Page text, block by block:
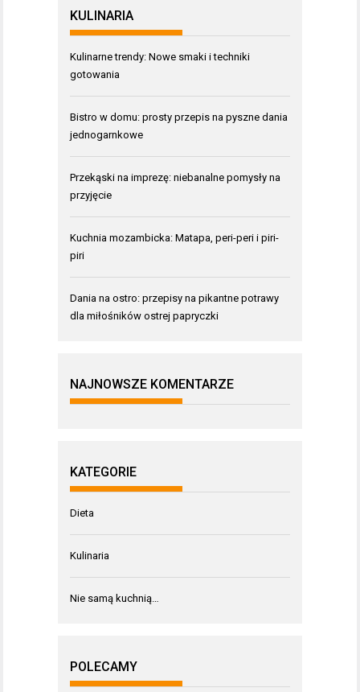
KULINARIA
Kulinarne trendy: Nowe smaki i techniki
gotowania
Bistro w domu: prosty przepis na pyszne dania
jednogarnkowe
Przekąski na imprezę: niebanalne pomysły na
przyjęcie
Kuchnia mozambicka: Matapa, peri-peri i piri-
piri
Dania na ostro: przepisy na pikantne potrawy
dla miłośników ostrej papryczki
NAJNOWSZE KOMENTARZE
KATEGORIE
Dieta
Kulinaria
Nie samą kuchnią…
POLECAMY